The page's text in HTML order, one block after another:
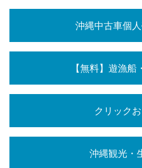
沖縄中古車個
【無料】遊漁
クリック
沖縄観光・